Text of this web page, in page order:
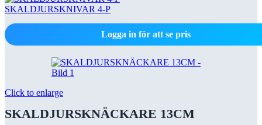
SKALDJURSKNIVAR 4-P
Logga in för att se pris
Click to enlarge
SKALDJURSKNÄCKARE 13CM